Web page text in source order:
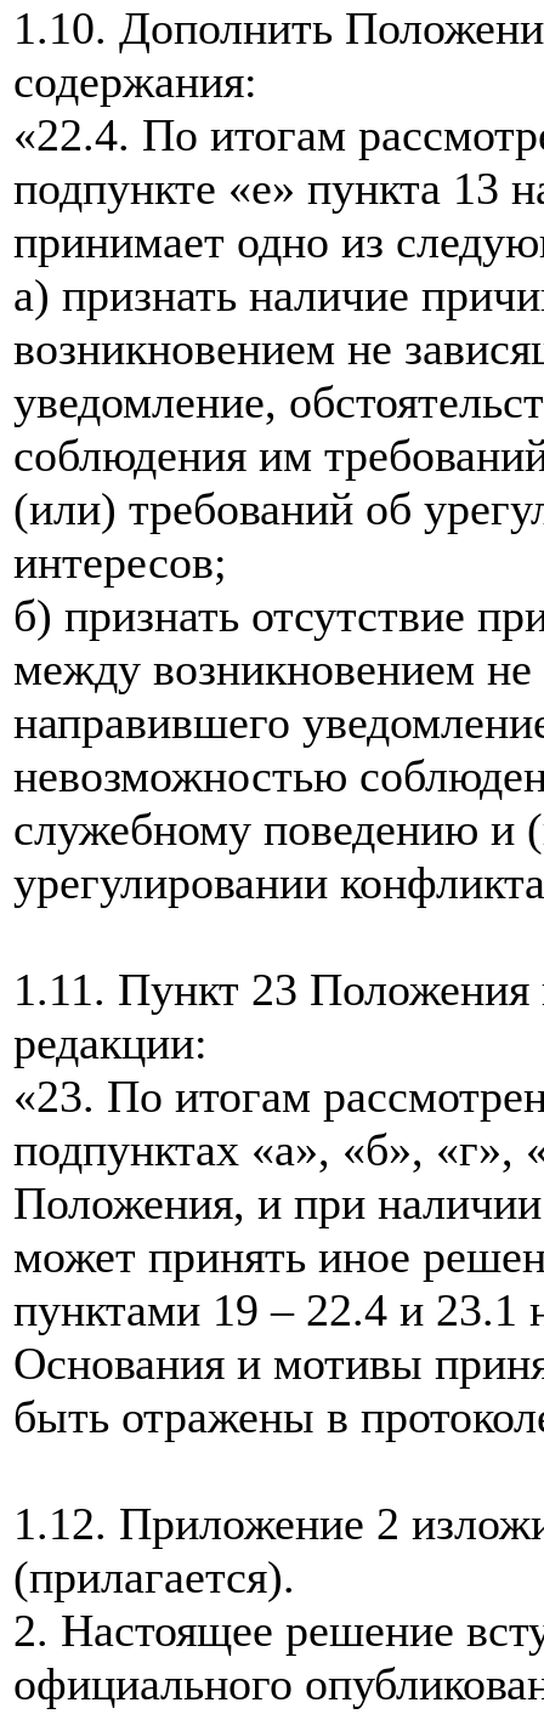
1.10. Дополнить
содержания:
«22.4. По итогам
подпункте «е» пункта 13
принимает одно из
а) признать наличие
возникновением не
уведомление,
соблюдения им
(или) требований об
интересов;
б) признать отсутствие
между возникновением
направившего
невозможностью
служебному поведению и
урегулировании
1.11. Пункт 23
редакции:
«23. По итогам
подпунктах «а», «б», «г»,
Положения, и при
может принять иное
пунктами 19 – 22.4 и 23.1
Основания и мотивы
быть отражены в
1.12. Приложение 2
(прилагается).
2. Настоящее решение
официального